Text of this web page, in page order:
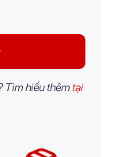
Tìm hiểu thêm tại